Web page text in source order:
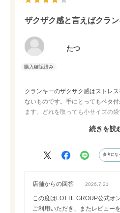
ザクザク感と言えばクラン
たつ
クランキーのザクザク感はストレ
ないものです。手にとってもベタ
ます。どれを取っても小サイズの
めました。チョコが入ったクラン
ており、商品受け取り後でも美味
続きを読
参考にな
店舗からの回答 2026.7.21
この度はLOTTE GROUP公式オ
ご利用いただき、またレビュー